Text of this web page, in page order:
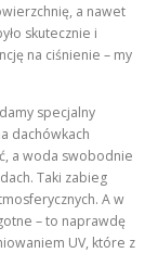
a nawet
skutecznie i
na ciśnienie – my
specjalny
dachówkach
a woda swobodnie
Taki zabieg
A w
– to naprawdę
UV, które z